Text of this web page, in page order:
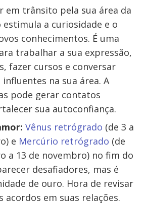
em trânsito pela sua área da
estimula a curiosidade e o
conhecimentos. É uma
trabalhar a sua expressão,
fazer cursos e conversar
na sua área. A
pode gerar contatos
sua autoconfiança.
Vênus retrógrado (de 3 a
e Mercúrio retrógrado (de
a 13 de novembro) no fim do
desafiadores, mas é
de ouro. Hora de revisar
acordos em suas relações.